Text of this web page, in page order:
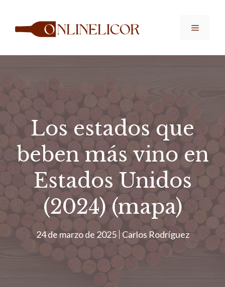
contenido
Menú
Los estados que
beben más vino en
Estados Unidos
(2024) (mapa)
24 de marzo de 2025 Carlos Rodríguez